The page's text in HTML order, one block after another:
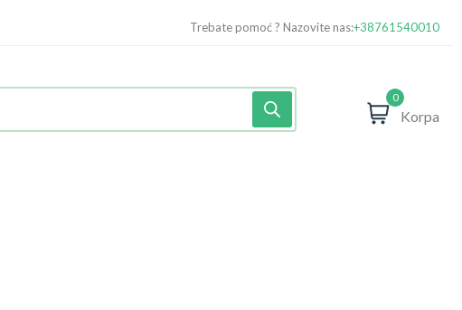
Trebate pomoć ? Nazovite nas:+38761540010
0
Korpa